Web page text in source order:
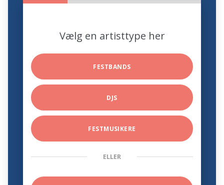
Vælg en artisttype her
FESTBANDS
DJS
FESTMUSIKERE
ELLER